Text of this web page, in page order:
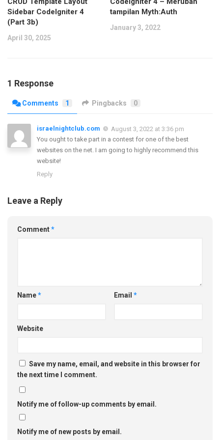
Sidebar CodeIgniter 4
(Part 3b)
April 30, 2025
tampilan Myth:Auth
January 3, 2022
1 Response
Comments 1 Pingbacks 0
israelnightclub.com
August 3, 2022 at 3:36 pm
You ought to take part in a contest for one of the best
websites on the net. I am going to highly recommend this
website!
Reply
Leave a Reply
Comment*
Name* Email *
Website
Save my name, email, and website in this browser for
the next time I comment.
Notify me of follow-up comments by email.
Notify me of new posts by email.